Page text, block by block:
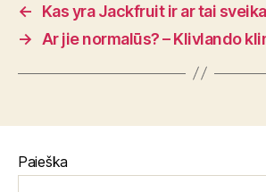
←
Kas yra Jackfruit ir ar tai
→
Ar jie normalūs? – Klivlando
Paieška